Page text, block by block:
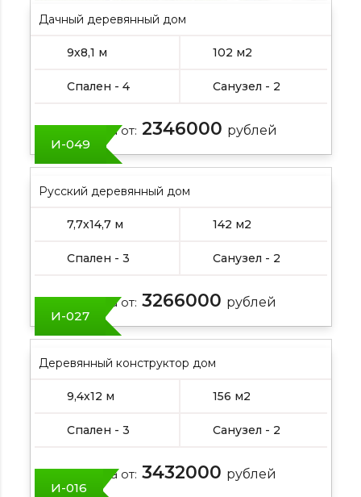
Дачный деревянный дом
9х8,1 м 102 м2
Спален - 4 Санузел - 2
Цена от: 2346000 рублей
И-049
Русский деревянный дом
7,7х14,7 м 142 м2
Спален - 3 Санузел - 2
Цена от: 3266000 рублей
И-027
Деревянный конструктор дом
9,4х12 м 156 м2
Спален - 3 Санузел - 2
Цена от: 3432000 рублей
И-016